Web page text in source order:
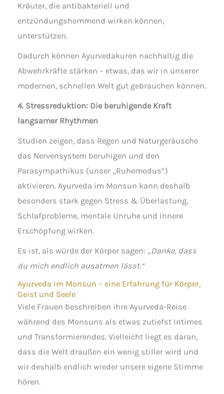
Kräuter, die antibakteriell und
entzündungshemmend wirken können,
unterstützen.
Dadurch können Ayurvedakuren nachhaltig die
Abwehrkräfte stärken – etwas, das wir in unserer
modernen, schnellen Welt gut gebrauchen können.
4. Stressreduktion: Die beruhigende Kraft
langsamer Rhythmen
Studien zeigen, dass Regen und Naturgeräusche
das Nervensystem beruhigen und den
Parasympathikus (unser „Ruhemodus“)
aktivieren. Ayurveda im Monsun kann deshalb
besonders stark gegen Stress & Überlastung,
Schlafprobleme, mentale Unruhe und innere
Erschöpfung wirken.
Es ist, als würde der Körper sagen: „Danke, dass
du mich endlich ausatmen lässt.“
Ayurveda im Monsun – eine Erfahrung für Körper,
Geist und Seele
Viele Frauen beschreiben ihre Ayurveda-Reise
während des Monsuns als etwas zutiefst Intimes
und Transformierendes. Vielleicht liegt es daran,
dass die Welt draußen ein wenig stiller wird und
wir deshalb endlich wieder unsere eigene Stimme
hören.